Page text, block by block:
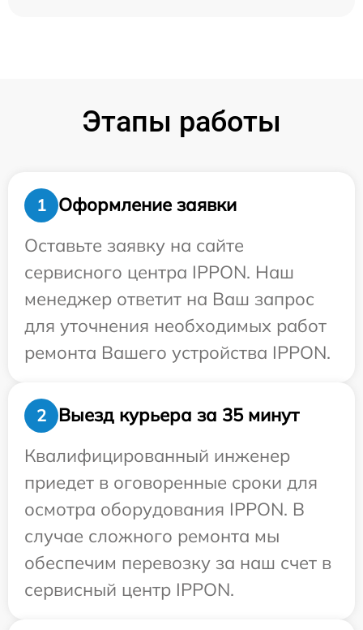
Этапы работы
1
Оформление заявки
Оставьте заявку на сайте
сервисного центра IPPON. Наш
менеджер ответит на Ваш запрос
для уточнения необходимых работ
ремонта Вашего устройства IPPON.
2
Выезд курьера за 35 минут
Квалифицированный инженер
приедет в оговоренные сроки для
осмотра оборудования IPPON. В
случае сложного ремонта мы
обеспечим перевозку за наш счет в
сервисный центр IPPON.